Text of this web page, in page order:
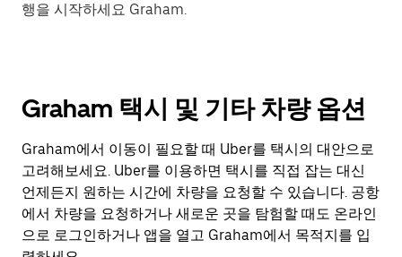
행을 시작하세요 Graham.
Graham 택시 및 기타 차량 옵션
Graham에서 이동이 필요할 때 Uber를 택시의 대안으로
고려해보세요. Uber를 이용하면 택시를 직접 잡는 대신
언제든지 원하는 시간에 차량을 요청할 수 있습니다. 공항
에서 차량을 요청하거나 새로운 곳을 탐험할 때도 온라인
으로 로그인하거나 앱을 열고 Graham에서 목적지를 입